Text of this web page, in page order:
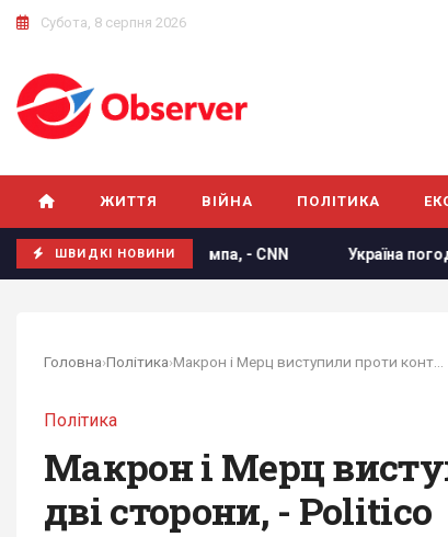
Субота, 8 серпня 2026
ЖИТТЯ ВІЙНА ПОЛІТИКА
ШВИДКІ НОВИНИ
Трампа, - CNN Україна погодилася не
Головна›Політика›
Політика
Макрон і Мерц
дві сторони, - Politico